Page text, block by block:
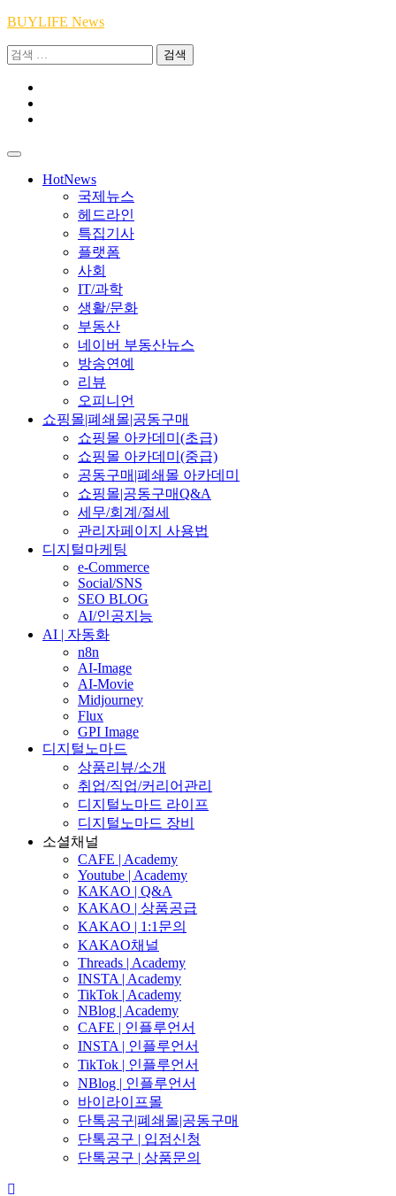
Skip
content
BUYLIFE News
검
HotNews
국제뉴스
헤드라인
특집기사
플랫폼
사회
IT/과학
생활/문화
부동산
네이버 부동산뉴스
방송연예
리뷰
오피니언
쇼핑몰|폐쇄몰|공동구매
쇼핑몰 아카데미(초급)
쇼핑몰 아카데미(중급)
공동구매|폐쇄몰 아카데미
쇼핑몰|공동구매Q&A
세무/회계/절세
관리자페이지 사용법
디지털마케팅
e-Commerce
Social/SNS
SEO BLOG
AI/인공지능
AI | 자동화
n8n
AI-Image
AI-Movie
Midjourney
Flux
GPI Image
디지털노마드
상품리뷰/소개
취업/직업/커리어관리
디지털노마드 라이프
디지털노마드 장비
소셜채널
CAFE | Academy
Youtube | Academy
KAKAO | Q&A
KAKAO | 상품공급
KAKAO | 1:1문의
KAKAO채널
Threads | Academy
INSTA | Academy
TikTok | Academy
NBlog | Academy
CAFE | 인플루언서
INSTA | 인플루언서
TikTok | 인플루언서
NBlog | 인플루언서
바이라이프몰
단톡공구|폐쇄몰|공동구매
단톡공구 | 입점신청
단톡공구 | 상품문의